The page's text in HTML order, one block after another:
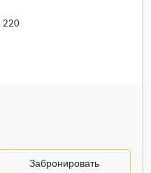
220
Забронировать